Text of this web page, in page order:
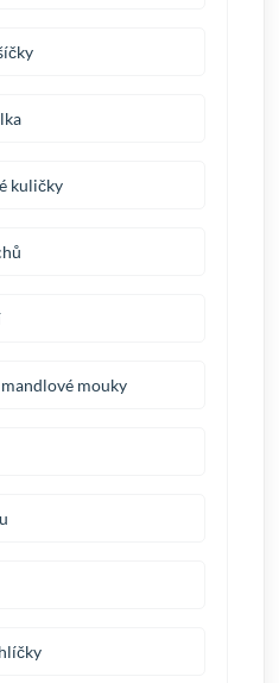
kuličky
mouky